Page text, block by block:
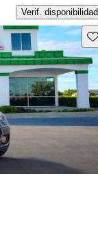
Verif. disponibilidad